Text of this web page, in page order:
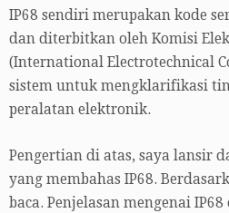
IP68 sendiri merupakan kode
dan diterbitkan oleh Komisi
(International Electrotechnical
sistem untuk mengklarifikasi
peralatan elektronik.
Pengertian di atas, saya lansir
yang membahas IP68.
baca. Penjelasan mengenai